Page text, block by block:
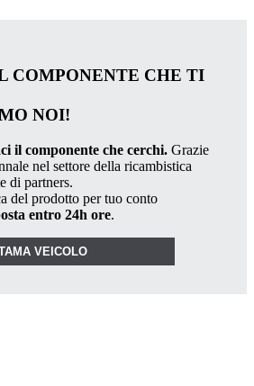
COMPONENTE CHE TI
NOI!
il componente che cerchi. Grazie
nel settore della ricambistica
di partners.
del prodotto per tuo conto
entro 24h ore.
VEICOLO